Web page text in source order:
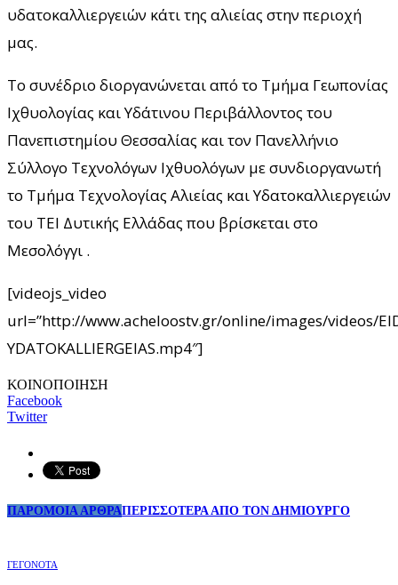
υδατοκαλλιεργειών κάτι της αλιείας στην περιοχή
μας.
Το συνέδριο διοργανώνεται από το Τμήμα Γεωπονίας
Ιχθυολογίας και Υδάτινου Περιβάλλοντος του
Πανεπιστημίου Θεσσαλίας και τον Πανελλήνιο
Σύλλογο Τεχνολόγων Ιχθυολόγων με συνδιοργανωτή
το Τμήμα Τεχνολογίας Αλιείας και Υδατοκαλλιεργειών
του ΤΕΙ Δυτικής Ελλάδας που βρίσκεται στο
Μεσολόγγι .
[videojs_video
url=”http://www.acheloostv.gr/online/images/videos/
YDATOKALLIERGEIAS.mp4″]
ΚΟΙΝΟΠΟΙΗΣΗ
Facebook
Twitter
ΠΑΡΟΜΟΙΑ ΑΡΘΡΑΠΕΡΙΣΣΟΤΕΡΑ ΑΠΟ ΤΟΝ ΔΗΜΙΟΥΡΓΟ
ΓΕΓΟΝΟΤΑ